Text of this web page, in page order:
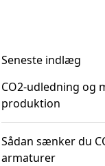
Seneste indlæg
CO2-udledning og
produktion
Sådan sænker du
armaturer